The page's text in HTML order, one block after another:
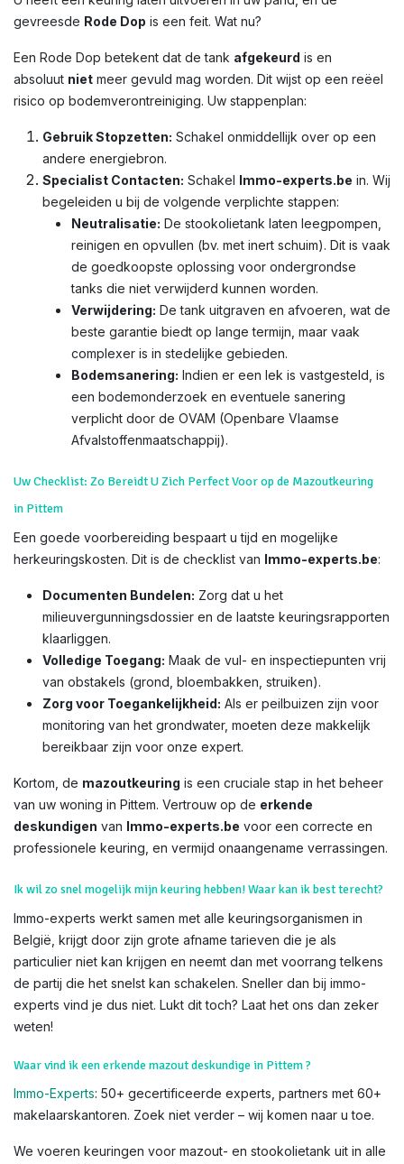
gevreesde Rode Dop is een feit. Wat nu?
Een Rode Dop betekent dat de tank afgekeurd is en
absoluut niet meer gevuld mag worden. Dit wijst op een reëel
risico op bodemverontreiniging. Uw stappenplan:
Gebruik Stopzetten: Schakel onmiddellijk over op een
andere energiebron.
Specialist Contacten: Schakel Immo-experts.be in. Wij
begeleiden u bij de volgende verplichte stappen:
Neutralisatie: De stookolietank laten leegpompen,
reinigen en opvullen (bv. met inert schuim). Dit is vaak
de goedkoopste oplossing voor ondergrondse
tanks die niet verwijderd kunnen worden.
Verwijdering: De tank uitgraven en afvoeren, wat de
beste garantie biedt op lange termijn, maar vaak
complexer is in stedelijke gebieden.
Bodemsanering: Indien er een lek is vastgesteld, is
een bodemonderzoek en eventuele sanering
verplicht door de OVAM (Openbare Vlaamse
Afvalstoffenmaatschappij).
Uw Checklist: Zo Bereidt U Zich Perfect Voor op de Mazoutkeuring
in Pittem
Een goede voorbereiding bespaart u tijd en mogelijke
herkeuringskosten. Dit is de checklist van Immo-experts.be:
Documenten Bundelen: Zorg dat u het
milieuvergunningsdossier en de laatste keuringsrapporten
klaarliggen.
Volledige Toegang: Maak de vul- en inspectiepunten vrij
van obstakels (grond, bloembakken, struiken).
Zorg voor Toegankelijkheid: Als er peilbuizen zijn voor
monitoring van het grondwater, moeten deze makkelijk
bereikbaar zijn voor onze expert.
Kortom, de mazoutkeuring is een cruciale stap in het beheer
van uw woning in Pittem. Vertrouw op de erkende
deskundigen van Immo-experts.be voor een correcte en
professionele keuring, en vermijd onaangename verrassingen.
Ik wil zo snel mogelijk mijn keuring hebben! Waar kan ik best terecht?
Immo-experts werkt samen met alle keuringsorganismen in
België, krijgt door zijn grote afname tarieven die je als
particulier niet kan krijgen en neemt dan met voorrang telkens
de partij die het snelst kan schakelen. Sneller dan bij immo-
experts vind je dus niet. Lukt dit toch? Laat het ons dan zeker
weten!
Waar vind ik een erkende mazout deskundige in Pittem ?
Immo-Experts: 50+ gecertificeerde experts, partners met 60+
makelaarskantoren. Zoek niet verder – wij komen naar u toe.
We voeren keuringen voor mazout- en stookolietank uit in alle